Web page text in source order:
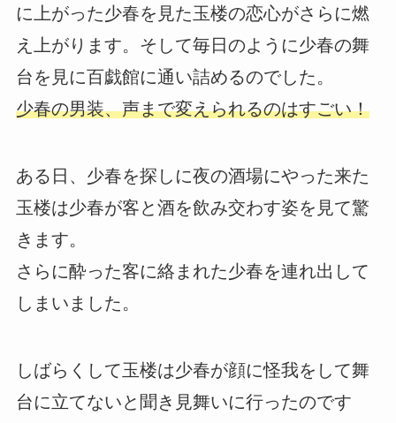
に上がった少春を見た玉楼の恋心がさらに燃
え上がります。そして毎日のように少春の舞
台を見に百戯館に通い詰めるのでした。
少春の男装、声まで変えられるのはすごい！
ある日、少春を探しに夜の酒場にやった来た
玉楼は少春が客と酒を飲み交わす姿を見て驚
きます。
さらに酔った客に絡まれた少春を連れ出して
しまいました。
しばらくして玉楼は少春が顔に怪我をして舞
台に立てないと聞き見舞いに行ったのです